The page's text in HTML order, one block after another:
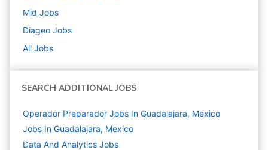
Mid Jobs
Diageo Jobs
All Jobs
SEARCH ADDITIONAL JOBS
Operador Preparador Jobs In Guadalajara, Mexico
Jobs In Guadalajara, Mexico
Data And Analytics Jobs